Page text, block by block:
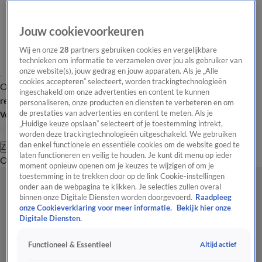
Overzicht Laatste nieuws Regionieuws Het beste van Hart
Tip de
redactie
Volg Hart van Nederland
Zoeken
OverzichtRegioUitzendingenWeerTip de redactiePanelVideo's
Jouw cookievoorkeuren
Wij en onze28 partners gebruiken cookies en vergelijkbare
technieken om informatie te verzamelen over jou als gebruiker van
onze website(s), jouw gedrag en jouw apparaten. Als je „Alle
cookies accepteren” selecteert, worden trackingtechnologieën
ingeschakeld om onze advertenties en content te kunnen
personaliseren, onze producten en diensten te verbeteren en om
de prestaties van advertenties en content te meten. Als je
„Huidige keuze opslaan” selecteert of je toestemming intrekt,
worden deze trackingtechnologieën uitgeschakeld. We gebruiken
dan enkel functionele en essentiële cookies om de website goed te
laten functioneren en veilig te houden. Je kunt dit menu op ieder
moment opnieuw openen om je keuzes te wijzigen of om je
toestemming in te trekken door op de link Cookie-instellingen
onder aan de webpagina te klikken. Je selecties zullen overal
binnen onze Digitale Diensten worden doorgevoerd. Raadpleeg
onze Cookieverklaring voor meer informatie.
Bekijk hier onze
Digitale Diensten.
Functioneel & Essentieel Altijd actief